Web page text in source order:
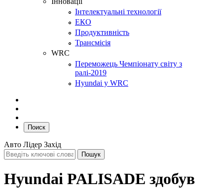
Інтелектуальні технології
ЕКО
Продуктивність
Трансмісія
WRC
Переможець Чемпіонату світу з
ралі-2019
Hyundai у WRC
Поиск
Авто Лідер Захід
Hyundai PALISADE здобув